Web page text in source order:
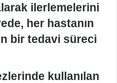
ilerlemelerini
her hastanın
bir tedavi süreci
kullanılan